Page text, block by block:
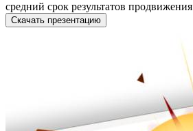
средний срок результатов продвижения
Скачать презентацию